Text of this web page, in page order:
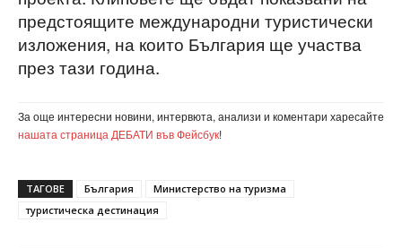
предстоящите международни туристически
изложения, на които България ще участва
през тази година.
За още интересни новини, интервюта, анализи и коментари харесайте
нашата страница ДЕБАТИ във Фейсбук!
ТАГОВЕ България
Министерство на туризма
туристическа дестинация